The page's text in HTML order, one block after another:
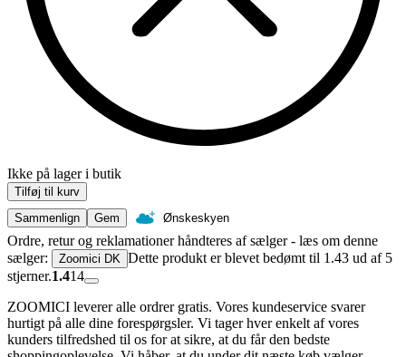
Ikke på lager i butik
Tilføj til kurv
Sammenlign
Gem Ønskeskyen
Ordre, retur og reklamationer håndteres af sælger - læs om denne
sælger:
Zoomici DK Dette produkt er blevet bedømt til 1.43 ud af 5
stjerner.1.414
ZOOMICI leverer alle ordrer gratis. Vores kundeservice svarer
hurtigt på alle dine forespørgsler. Vi tager hver enkelt af vores
kunders tilfredshed til os for at sikre, at du får den bedste